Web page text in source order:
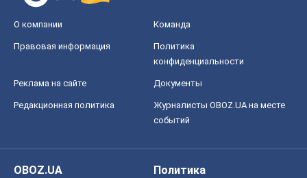
О компании Команда
Правовая информация
Политика
конфиденциальности
Реклама на сайте Документы
Редакционная политика
Журналисты OBOZ.UA на месте
событий
OBOZ.UA
Политика